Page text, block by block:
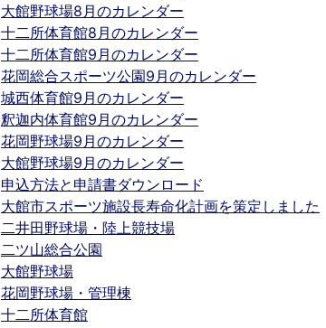
大館野球場8月のカレンダー
十二所体育館8月のカレンダー
十二所体育館9月のカレンダー
花岡総合スポーツ公園9月のカレンダー
城西体育館9月のカレンダー
釈迦内体育館9月のカレンダー
花岡野球場9月のカレンダー
大館野球場9月のカレンダー
申込方法と申請書ダウンロード
大館市スポーツ施設長寿命化計画を策定しました
二井田野球場・陸上競技場
二ツ山総合公園
大館野球場
花岡野球場・管理棟
十二所体育館